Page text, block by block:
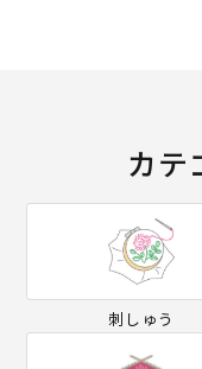
カテ
刺しゅう